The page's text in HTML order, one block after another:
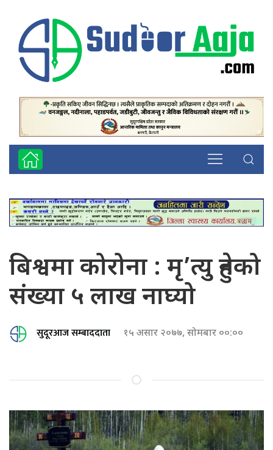
बिश्वमा कोरोना : मृ’त्यु हुनेको
संख्या ५ लाख नाघ्यो
सुदूरआज सम्बाददाता १५ असार २०७७, सोमबार ००:००